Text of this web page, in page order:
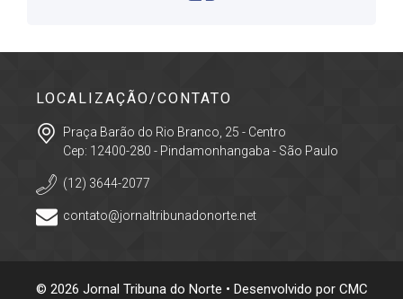
LOCALIZAÇÃO/CONTATO
Praça Barão do Rio Branco, 25 - Centro
Cep: 12400-280 - Pindamonhangaba - São Paulo
(12) 3644-2077
contato@jornaltribunadonorte.net
© 2026 Jornal Tribuna do Norte • Desenvolvido por CMC